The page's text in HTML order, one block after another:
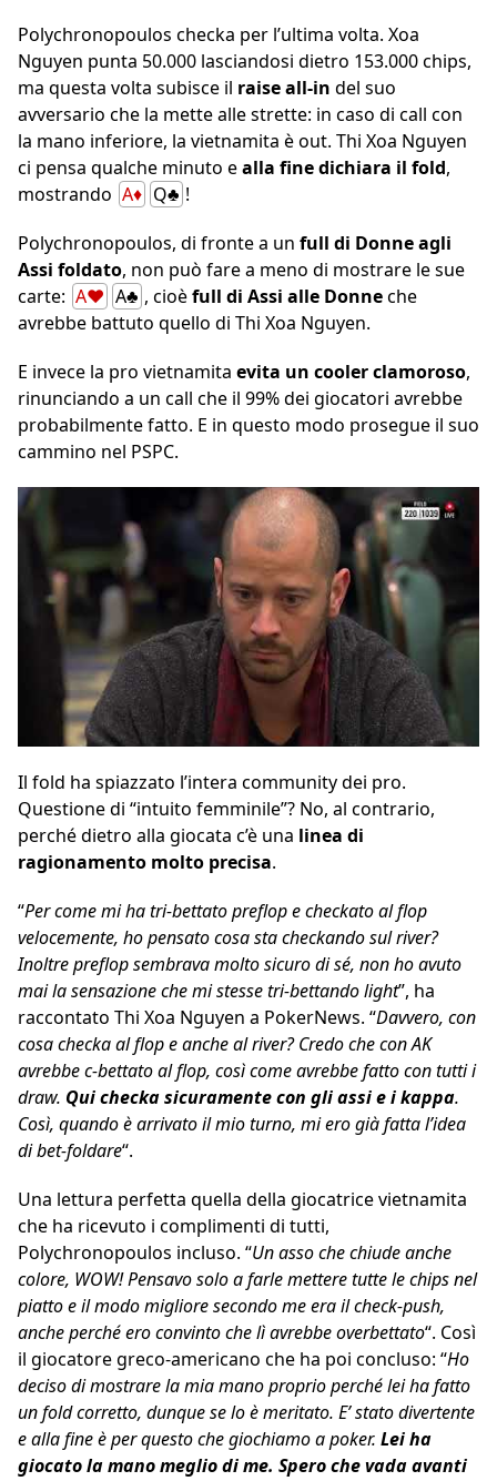
Polychronopoulos checka per l’ultima volta. Xoa
Nguyen punta 50.000 lasciandosi dietro 153.000 chips,
ma questa volta subisce il raise all-in del suo
avversario che la mette alle strette: in caso di call con
la mano inferiore, la vietnamita è out. Thi Xoa Nguyen
ci pensa qualche minuto ealla fine dichiara il fold,
mostrando A♦ Q♣ !
Polychronopoulos, di fronte a un full di Donne agli
Assi foldato, non può fare a meno di mostrare le sue
carte: A♥ A♣ , cioèfull di Assi alle Donneche
avrebbe battuto quello di Thi Xoa Nguyen.
E invece la pro vietnamita evita un cooler clamoroso,
rinunciando a un call che il 99% dei giocatori avrebbe
probabilmente fatto. E in questo modo prosegue il suo
cammino nel PSPC.
Il fold ha spiazzato l’intera community dei pro.
Questione di “intuito femminile”? No, al contrario,
perché dietro alla giocata c’è una linea di
ragionamento molto precisa.
“Per come mi ha tri-bettato preflop e checkato al flop
velocemente, ho pensato cosa sta checkando sul river?
Inoltre preflop sembrava molto sicuro di sé, non ho avuto
mai la sensazione che mi stesse tri-bettando light”, ha
raccontato Thi Xoa Nguyen a PokerNews. “Davvero, con
cosa checka al flop e anche al river? Credo che con AK
avrebbe c-bettato al flop, così come avrebbe fatto con tutti i
draw. Qui checka sicuramente con gli assi e i kappa.
Così, quando è arrivato il mio turno, mi ero già fatta l’idea
di bet-foldare“.
Una lettura perfetta quella della giocatrice vietnamita
che ha ricevuto i complimenti di tutti,
Polychronopoulos incluso. “Un asso che chiude anche
colore, WOW! Pensavo solo a farle mettere tutte le chips nel
piatto e il modo migliore secondo me era il check-push,
anche perché ero convinto che lì avrebbe overbettato“. Così
il giocatore greco-americano che ha poi concluso: “Ho
deciso di mostrare la mia mano proprio perché lei ha fatto
un fold corretto, dunque se lo è meritato. E’ stato divertente
e alla fine è per questo che giochiamo a poker. Lei ha
giocato la mano meglio di me. Spero che vada avanti